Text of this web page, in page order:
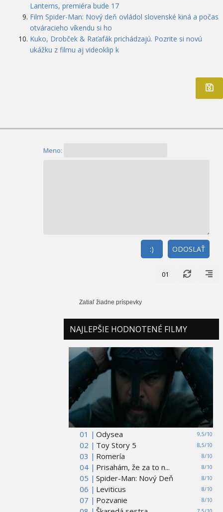
Lanterns, premiéra bude 17
Film Spider-Man: Nový deň ovládol slovenské kiná a počas
otváracieho víkendu si ho
Kuko, Drobček & Raťafák prichádzajú. Pozrite si novú
ukážku z filmu aj videoklip k
Meno:
ODOSLAŤ
:)
01
Zatiaľ žiadne príspevky
NAJLEPŠIE HODNOTENÉ FILMY
01 | 9,5/10
Odysea
02 |
8,5/10
Toy Story 5
03 |
8/10
Romería
04 |
8/10
Prisahám, že za to n...
05 |
8/10
Spider-Man: Nový Deň
06 |
8/10
Leviticus
07 |
8/10
Pozvanie